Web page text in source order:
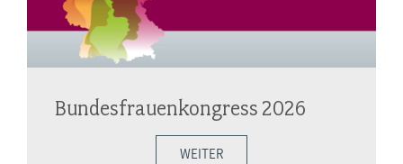
Bundesfrauenkongress 2026
WEITER